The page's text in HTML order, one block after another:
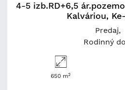
4-5 izb.RD+6,5
Kalváriou,
Predaj
Rodinný
650 m2